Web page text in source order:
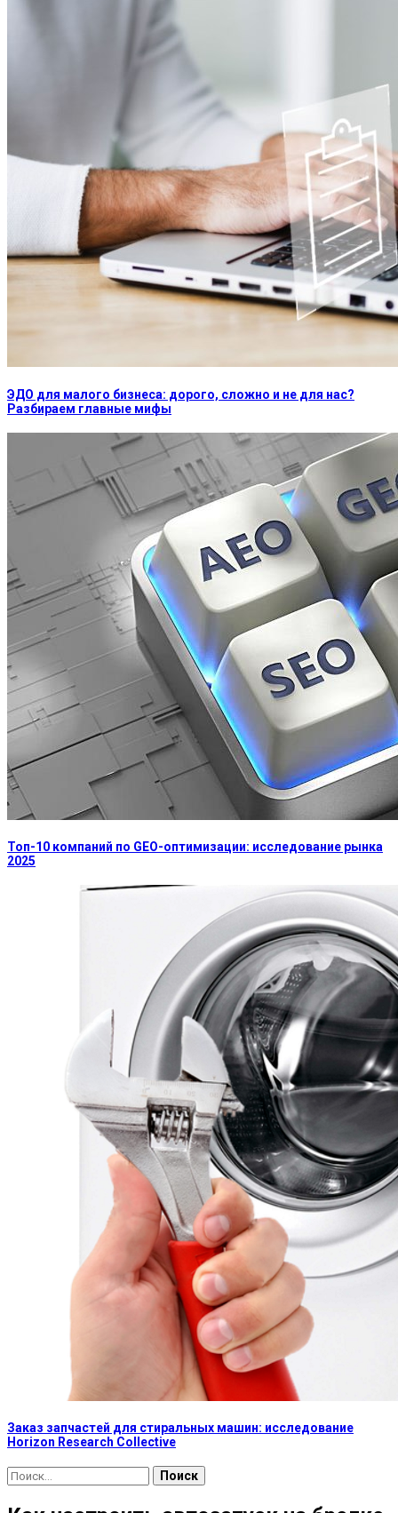
ЭДО для малого бизнеса: дорого, сложно и не для нас?
Разбираем главные мифы
Топ-10 компаний по GEO-оптимизации: исследование рынка
2025
Заказ запчастей для стиральных машин: исследование
Horizon Research Collective
Найти: